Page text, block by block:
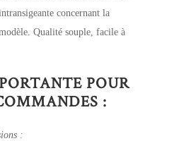
concernant la
Qualité souple, facile à
POUR
:
: